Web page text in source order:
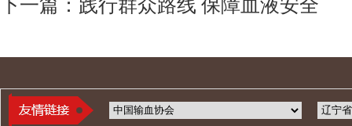
下一篇：践行群众路线 保障血液安全